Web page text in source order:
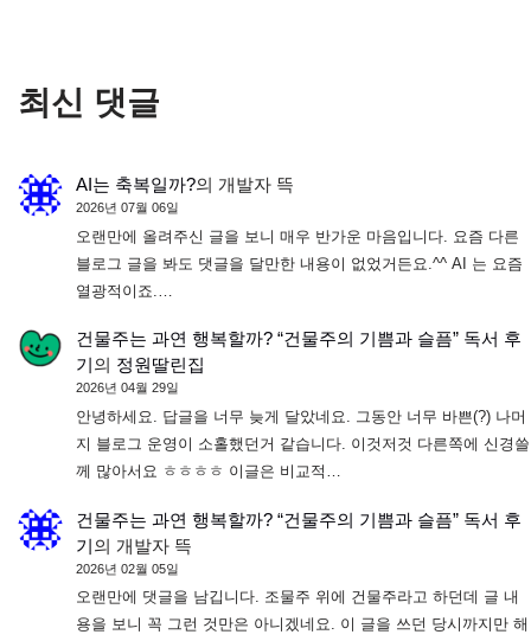
최신 댓글
AI는 축복일까?의 개발자 뜩
2026년 07월 06일
오랜만에 올려주신 글을 보니 매우 반가운 마음입니다. 요즘 다른
블로그 글을 봐도 댓글을 달만한 내용이 없었거든요.^^ AI 는 요즘
열광적이죠.…
건물주는 과연 행복할까? “건물주의 기쁨과 슬픔” 독서 후
기의 정원딸린집
2026년 04월 29일
안녕하세요. 답글을 너무 늦게 달았네요. 그동안 너무 바쁜(?) 나머
지 블로그 운영이 소홀했던거 같습니다. 이것저것 다른쪽에 신경쓸
께 많아서요 ㅎㅎㅎㅎ 이글은 비교적…
건물주는 과연 행복할까? “건물주의 기쁨과 슬픔” 독서 후
기의 개발자 뜩
2026년 02월 05일
오랜만에 댓글을 남깁니다. 조물주 위에 건물주라고 하던데 글 내
용을 보니 꼭 그런 것만은 아니겠네요. 이 글을 쓰던 당시까지만 해